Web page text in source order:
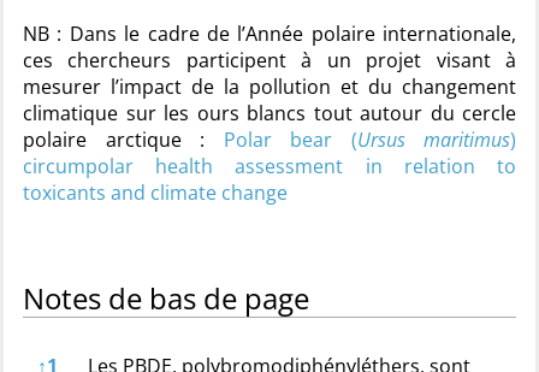
NB : Dans le cadre de l’Année polaire internationale,
ces chercheurs participent à un projet visant à
mesurer l’impact de la pollution et du changement
climatique sur les ours blancs tout autour du cercle
polaire arctique : Polar bear (Ursus maritimus)
circumpolar health assessment in relation to
toxicants and climate change
Notes de bas de page
↑1
Les PBDE, polybromodiphényléthers, sont